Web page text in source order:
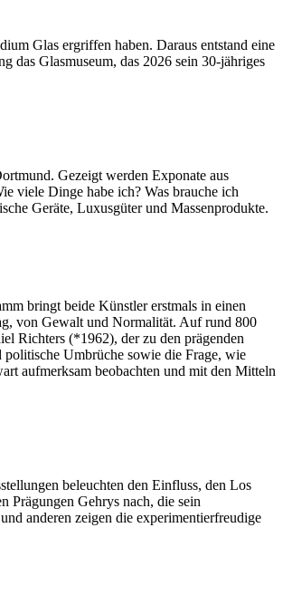
Glas ergriffen haben. Daraus entstand eine
das Glasmuseum, das 2026 sein 30-jähriges
Gezeigt werden Exponate aus
viele Dinge habe ich? Was brauche ich
Geräte, Luxusgüter und Massenprodukte.
bringt beide Künstler erstmals in einen
von Gewalt und Normalität. Auf rund 800
Richters (*1962), der zu den prägenden
politische Umbrüche sowie die Frage, wie
aufmerksam beobachten und mit den Mitteln
beleuchten den Einfluss, den Los
Prägungen Gehrys nach, die sein
anderen zeigen die experimentierfreudige